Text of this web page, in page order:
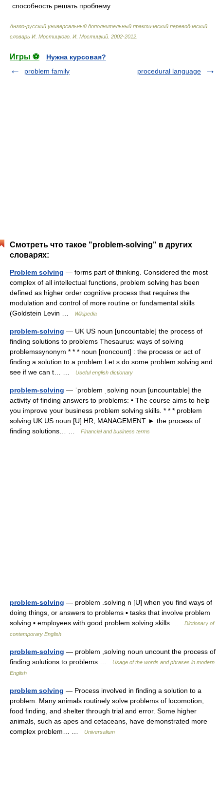
способность решать проблему
Англо-русский универсальный дополнительный практический переводческий
словарь И. Мостицкого И. Мостицкий 2002-2012
Игры ⚽
Нужна курсовая?
problem family
procedural language
Смотреть что такое "problem-solving" в других
словарях:
Problem solving — forms part of thinking. Considered the most
complex of all intellectual functions, problem solving has been
defined as higher order cognitive process that requires the
modulation and control of more routine or fundamental skills
(Goldstein Levin …
Wikipedia
problem-solving — UK US noun [uncountable] the process of
finding solutions to problems Thesaurus: ways of solving
problemssynonym * * * noun [noncount] : the process or act of
finding a solution to a problem Let s do some problem solving and
see if we can t… …
Useful english dictionary
problem-solving — ˈproblem ˌsolving noun [uncountable] the
activity of finding answers to problems: • The course aims to help
you improve your business problem solving skills. * * * problem
solving UK US noun [U] HR, MANAGEMENT ► the process of
finding solutions… …
Financial and business terms
problem-solving — problem .solving n [U] when you find ways of
doing things, or answers to problems ▪ tasks that involve problem
solving ▪ employees with good problem solving skills …
Dictionary of
contemporary English
problem-solving — problem ,solving noun uncount the process of
finding solutions to problems …
Usage of the words and phrases in modern
English
problem solving — Process involved in finding a solution to a
problem. Many animals routinely solve problems of locomotion,
food finding, and shelter through trial and error. Some higher
animals, such as apes and cetaceans, have demonstrated more
complex problem… …
Universalium